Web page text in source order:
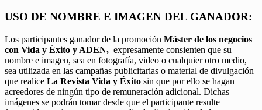
USO DE NOMBRE E IMAGEN DEL GANADOR:
Los participantes ganador de la promoción Máster de los negocios
con Vida y Éxito y ADEN, expresamente consienten que su
nombre e imagen, sea en fotografía, video o cualquier otro medio,
sea utilizada en las campañas publicitarias o material de divulgación
que realice La Revista Vida y Éxito sin que por ello se hagan
acreedores de ningún tipo de remuneración adicional. Dichas
imágenes se podrán tomar desde que el participante resulte